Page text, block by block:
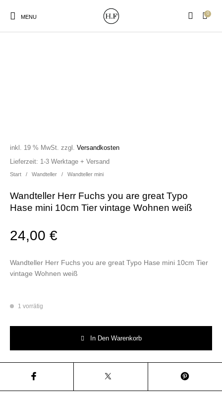
MENU
0
Start / Wandteller / Wandteller mini
Wandteller Herr Fuchs you are great Typo
Hase mini 10cm Tier vintage Wohnen weiß
24,00€
inkl. 19 % MwSt. zzgl.Versandkosten
Wandteller Herr Fuchs you are great Typo Hase mini 10cm Tier
vintage Wohnen weiß
Lieferzeit: 1-3 Werktage + Versand
1 vorrätig
In Den Warenkorb